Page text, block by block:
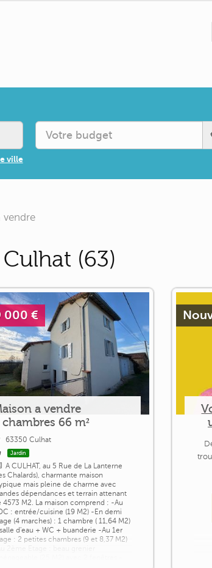
ville
vendre
(63)
000 €
a vendre
chambres 66 m²
63350 Culhat
Jardin
A CULHAT, au 5 Rue de La Lanterne
Chalards), charmante maison
mais pleine de charme avec
dépendances et terrain attenant
4573 M2. La maison comprend : -Au
: entrée/cuisine (19 M2) -En demi
(4 marches) : 1 chambre ( 11,64 M2)
d'eau + WC + buanderie -Au 1er
: 2 petites chambres (9 et 8,37 M2)